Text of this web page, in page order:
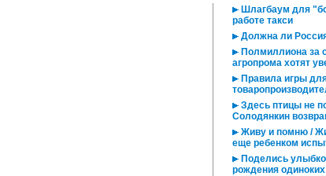
Шлагбаум для
работе такси
Должна ли
Полмиллиона за
агропрома хотят
Правила игры
Здесь птицы не
Солодянкин
Живу и помню /
еще ребенком
Поделись
рождения